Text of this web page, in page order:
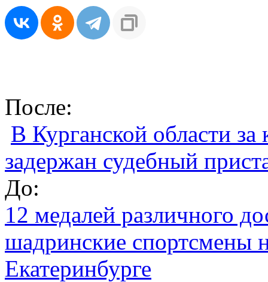
После:
В Курганской области
задержан судебный
До:
12 медалей различного
шадринские спортсмены
Екатеринбурге